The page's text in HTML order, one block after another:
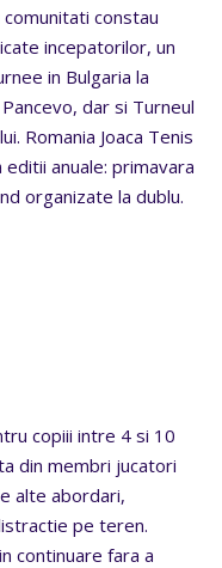
constau
incepatorilor, un
in Bulgaria la
dar si Turneul
Romania Joaca Tenis
anuale: primavara
organizate la dublu.
copiii intre 4 si 10
din membri jucatori
alte abordari,
pe teren.
continuare fara a